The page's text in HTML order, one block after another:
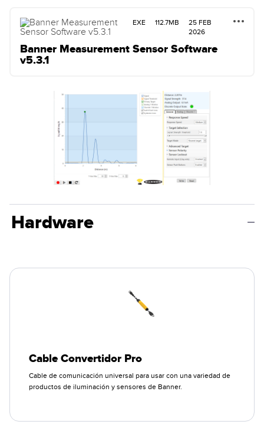
Banner Measurement Sensor Software
v5.3.1
EXE 112.7MB
25 FEB
2026
Hardware
Cable Convertidor Pro
Cable de comunicación universal para usar con una variedad de
productos de iluminación y sensores de Banner.